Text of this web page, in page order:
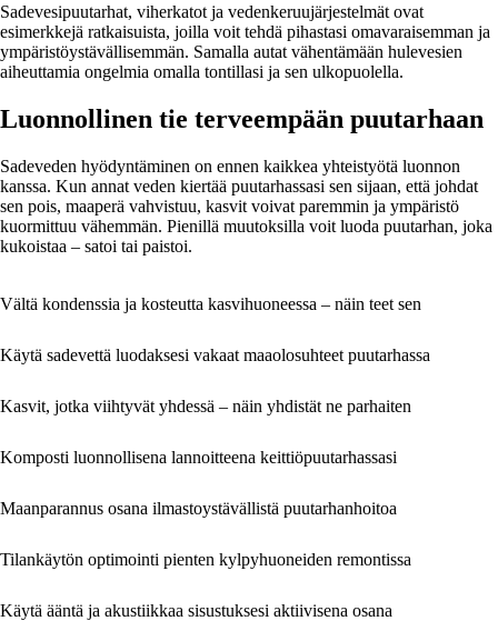
Sadevesipuutarhat, viherkatot ja vedenkeruujärjestelmät ovat
esimerkkejä ratkaisuista, joilla voit tehdä pihastasi omavaraisemman ja
ympäristöystävällisemmän. Samalla autat vähentämään hulevesien
aiheuttamia ongelmia omalla tontillasi ja sen ulkopuolella.
Luonnollinen tie terveempään puutarhaan
Sadeveden hyödyntäminen on ennen kaikkea yhteistyötä luonnon
kanssa. Kun annat veden kiertää puutarhassasi sen sijaan, että johdat
sen pois, maaperä vahvistuu, kasvit voivat paremmin ja ympäristö
kuormittuu vähemmän. Pienillä muutoksilla voit luoda puutarhan, joka
kukoistaa – satoi tai paistoi.
Vältä kondenssia ja kosteutta kasvihuoneessa – näin teet sen
Käytä sadevettä luodaksesi vakaat maaolosuhteet puutarhassa
Kasvit, jotka viihtyvät yhdessä – näin yhdistät ne parhaiten
Komposti luonnollisena lannoitteena keittiöpuutarhassasi
Maanparannus osana ilmastoystävällistä puutarhanhoitoa
Tilankäytön optimointi pienten kylpyhuoneiden remontissa
Käytä ääntä ja akustiikkaa sisustuksesi aktiivisena osana